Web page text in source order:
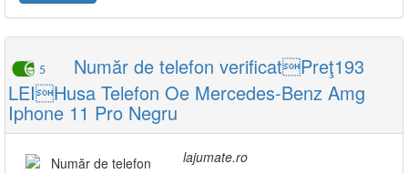
5
Număr de telefon verificatPreţ193
LEIHusa Telefon Oe Mercedes-Benz Amg
Iphone 11 Pro Negru
lajumate.ro